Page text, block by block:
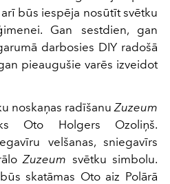
būs iespēja nosūtīt svētku
Gan sestdien, gan
darbosies DIY radošā
pieaugušie varēs izveidot
noskaņas radīšanu Zuzeum
Oto Holgers Ozoliņš.
velšanas, sniegavīrs
Zuzeum svētku simbolu.
skatāmas Oto aiz Polārā